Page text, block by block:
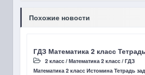
Похожие новости
ГДЗ Математика 2 класс
2 класс/ Математика 2 класс/ ГДЗ
Математика 2 класс Истомина Тетрадь